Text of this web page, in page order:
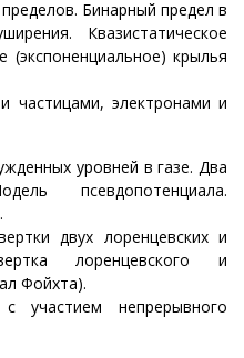
Бинарный предел в
Квазистатическое
(экспоненциальное) крылья
частицами, электронами и
уровней в газе. Два
псевдопотенциала.
двух лоренцевских и
лоренцевского и
Фойхта).
участием непрерывного